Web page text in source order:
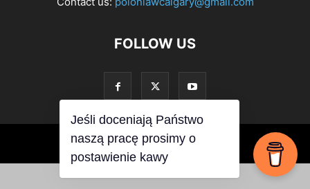
FOLLOW US
© PoloniawCalgary 2019
Jeśli doceniają Państwo
naszą pracę prosimy o
postawienie kawy